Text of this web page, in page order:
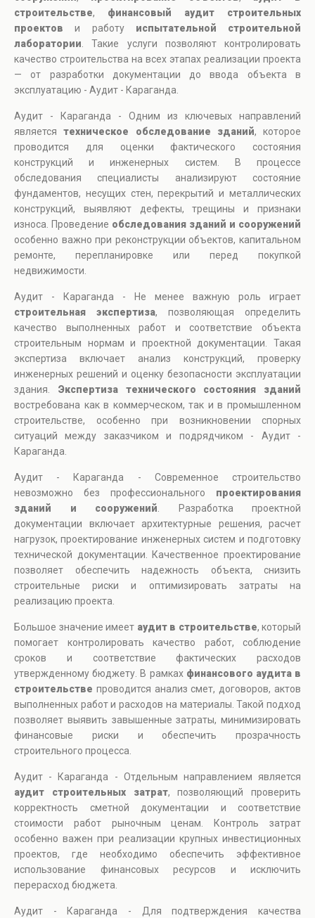
строительстве, финансовый аудит строительных
проектов и работу испытательной строительной
лаборатории . Такие услуги позволяют контролировать
качество строительства на всех этапах реализации проекта
— от разработки документации до ввода объекта в
эксплуатацию - Аудит - Караганда.
Аудит - Караганда - Одним из ключевых направлений
являетсятехническое обследование зданий, которое
проводится для оценки фактического состояния
конструкций и инженерных систем. В процессе
обследования специалисты анализируют состояние
фундаментов, несущих стен, перекрытий и металлических
конструкций, выявляют дефекты, трещины и признаки
износа. Проведение обследования зданий и сооружений
особенно важно при реконструкции объектов, капитальном
ремонте, перепланировке или перед покупкой
недвижимости.
Аудит - Караганда - Не менее важную роль играет
строительная экспертиза, позволяющая определить
качество выполненных работ и соответствие объекта
строительным нормам и проектной документации. Такая
экспертиза включает анализ конструкций, проверку
инженерных решений и оценку безопасности эксплуатации
здания. Экспертиза технического состояния зданий
востребована как в коммерческом, так и в промышленном
строительстве, особенно при возникновении спорных
ситуаций между заказчиком и подрядчиком - Аудит -
Караганда.
Аудит - Караганда - Современное строительство
невозможно без профессионального проектирования
зданий и сооружений . Разработка проектной
документации включает архитектурные решения, расчет
нагрузок, проектирование инженерных систем и подготовку
технической документации. Качественное проектирование
позволяет обеспечить надежность объекта, снизить
строительные риски и оптимизировать затраты на
реализацию проекта.
Большое значение имеет аудит в строительстве, который
помогает контролировать качество работ, соблюдение
сроков и соответствие фактических расходов
утвержденному бюджету. В рамках финансового аудита в
строительстве проводится анализ смет, договоров, актов
выполненных работ и расходов на материалы. Такой подход
позволяет выявить завышенные затраты, минимизировать
финансовые риски и обеспечить прозрачность
строительного процесса.
Аудит - Караганда - Отдельным направлением является
аудит строительных затрат, позволяющий проверить
корректность сметной документации и соответствие
стоимости работ рыночным ценам. Контроль затрат
особенно важен при реализации крупных инвестиционных
проектов, где необходимо обеспечить эффективное
использование финансовых ресурсов и исключить
перерасход бюджета.
Аудит - Караганда - Для подтверждения качества